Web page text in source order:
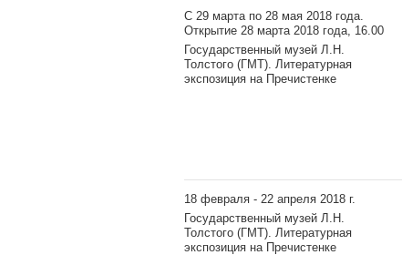
С 29 марта по 28 мая 2018 года.
Открытие 28 марта 2018 года, 16.00
Государственный музей Л.Н.
Толстого (ГМТ). Литературная
экспозиция на Пречистенке
18 февраля - 22 апреля 2018 г.
Государственный музей Л.Н.
Толстого (ГМТ). Литературная
экспозиция на Пречистенке